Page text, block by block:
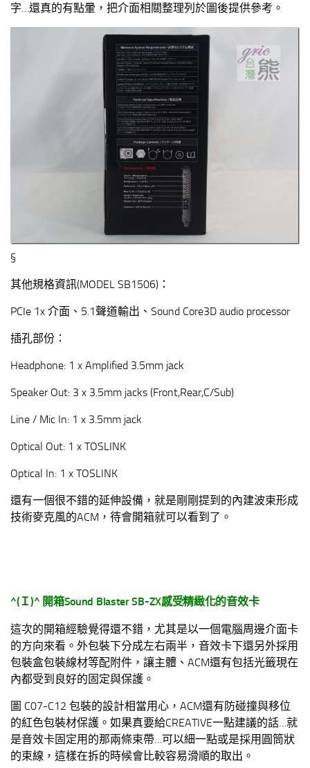
字…還真的有點暈，把介面相關整理列於圖後提供參考。
§
其他規格資訊(MODEL SB1506)：
PCIe 1x 介面、5.1聲道輸出、Sound Core3D audio processor
插孔部份：
Headphone: 1 x Amplified 3.5mm jack
Speaker Out: 3 x 3.5mm jacks (Front,Rear,C/Sub)
Line / Mic In: 1 x 3.5mm jack
Optical Out: 1 x TOSLINK
Optical In: 1 x TOSLINK
還有一個很不錯的延伸設備，就是剛剛提到的內建波束形成
技術麥克風的ACM，待會開箱就可以看到了。
^( Ｉ)^ 開箱Sound Blaster SB-ZX感受精緻化的音效卡
這次的開箱經驗覺得還不錯，尤其是以一個電腦周邊介面卡
的方向來看。外包裝下分成左右兩半，音效卡下還另外採用
包裝盒包裝線材等配附件，讓主體、ACM還有包括光籤現在
內都受到良好的固定與保護。
圖 C07-C12 包裝的設計相當用心，ACM還有防碰撞與移位
的紅色包裝材保護。如果真要給CREATIVE一點建議的話…就
是音效卡固定用的那兩條束帶…可以細一點或是採用圓筒狀
的束線，這樣在拆的時候會比較容易滑順的取出。